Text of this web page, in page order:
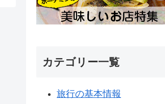
カテゴリー一覧
旅行の基本情報